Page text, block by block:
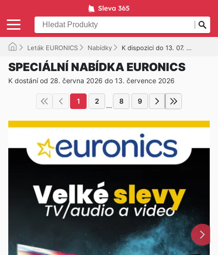
Leták EURONICS Nabídky K dispozici do 13. 07. 2026
SPECIÁLNÍ NABÍDKA EURONICS
K dostání od 28. června 2026 do 13. července 2026
1 2 ... 8 9